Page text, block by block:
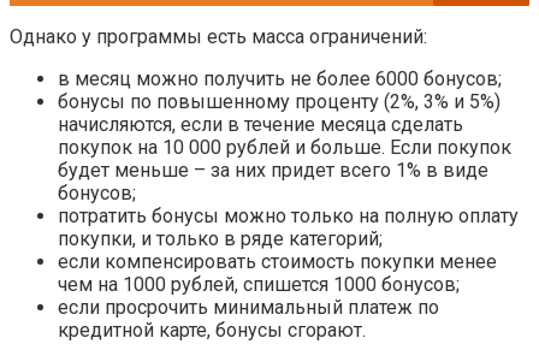
Однако у программы есть масса ограничений:
в месяц можно получить не более 6000 бонусов;
бонусы по повышенному проценту (2%, 3% и 5%)
начисляются, если в течение месяца сделать
покупок на 10 000 рублей и больше. Если покупок
будет меньше – за них придет всего 1% в виде
бонусов;
потратить бонусы можно только на полную оплату
покупки, и только в ряде категорий;
если компенсировать стоимость покупки менее
чем на 1000 рублей, спишется 1000 бонусов;
если просрочить минимальный платеж по
кредитной карте, бонусы сгорают.